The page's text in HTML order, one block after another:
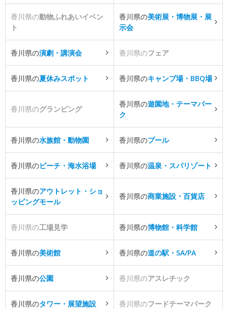
香川県の動物ふれあいイベン
ト
香川県の美術展・博物展・展
示会
香川県の演劇・講演会 香川県のフェア
香川県の夏休みスポット 香川県のキャンプ場・BBQ場
香川県のグランピング
香川県の遊園地・テーマパー
ク
香川県の水族館・動物園 香川県のプール
香川県のビーチ・海水浴場 香川県の温泉・スパリゾート
香川県のアウトレット・ショ
ッピングモール
香川県の商業施設・百貨店
香川県の工場見学 香川県の博物館・科学館
香川県の美術館 香川県の道の駅・SA/PA
香川県の公園 香川県のアスレチック
香川県のタワー・展望施設 香川県のフードテーマパーク